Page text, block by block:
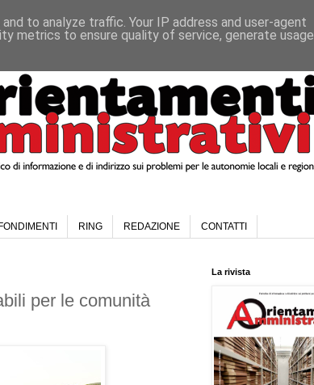
RING REDAZIONE CONTATTI
per le comunità
La rivista
to analyze traffic. Your IP address and user-agent
metrics to ensure quality of service, generate usage